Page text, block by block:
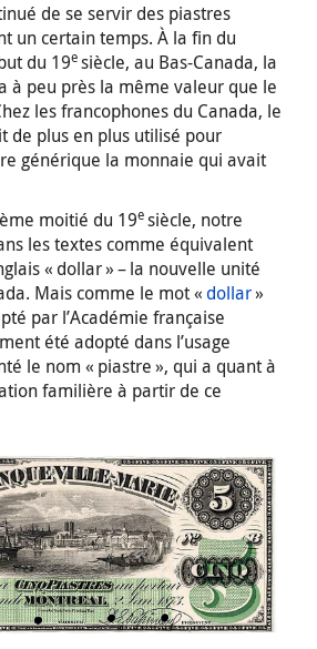
de se servir des piastres
un certain temps. À la fin du
du 19esiècle, au Bas-Canada, la
à peu près la même valeur que le
les francophones du Canada, le
de plus en plus utilisé pour
générique la monnaie qui avait
moitié du 19esiècle, notre
les textes comme équivalent
« dollar » – la nouvelle unité
Mais comme le mot «dollar»
par l’Académie française
été adopté dans l’usage
le nom « piastre », qui a quant à
familière à partir de ce